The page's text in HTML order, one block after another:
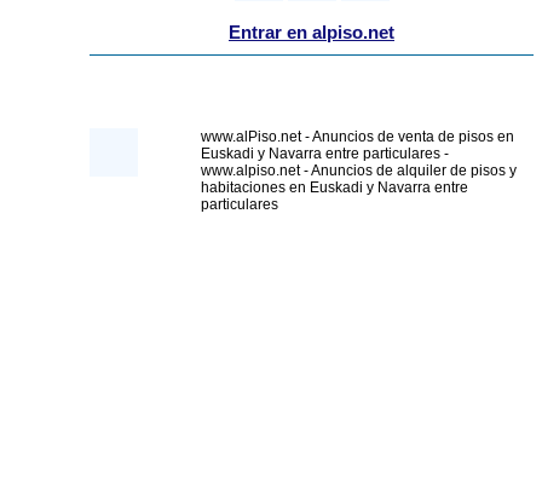
Entrar en alpiso.net
www.alPiso.net - Anuncios de venta de pisos en
Euskadi y Navarra entre particulares -
www.alpiso.net - Anuncios de alquiler de pisos y
habitaciones en Euskadi y Navarra entre
particulares